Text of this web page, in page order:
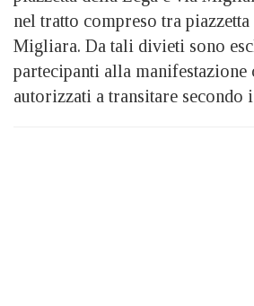
nel tratto compreso tra
Migliara. Da tali divieti sono
partecipanti alla manifestazione
autorizzati a transitare secondo